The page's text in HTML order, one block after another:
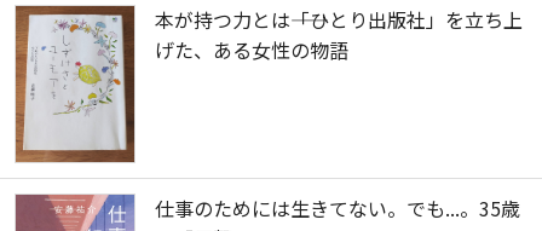
本が持つ力とは――「ひとり出版社」を立ち上
げた、ある女性の物語
仕事のためには生きてない。でも...。35歳